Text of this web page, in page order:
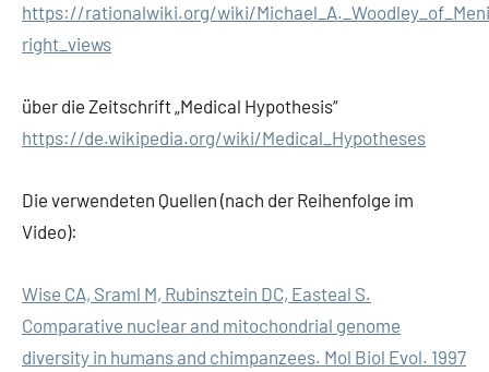
https://rationalwiki.org/wiki/
right_views
über die Zeitschrift „Medical Hypothesis“
https://de.wikipedia.org/wiki/Medical_Hypotheses
Die verwendeten Quellen (nach der Reihenfolge im
Video):
Wise CA, Sraml M, Rubinsztein DC, Easteal S.
Comparative nuclear and mitochondrial genome
diversity in humans and chimpanzees. Mol Biol Evol. 1997